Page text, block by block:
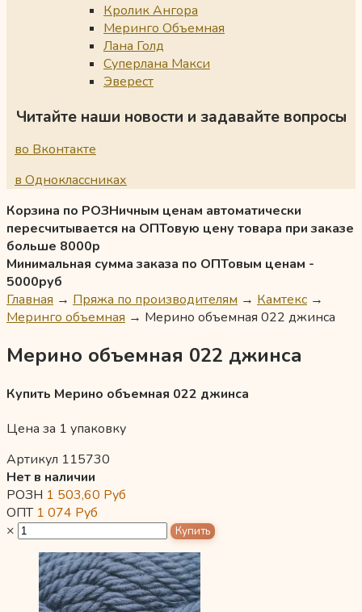
Кролик Ангора
Меринго Объемная
Лана Голд
Суперлана Макси
Эверест
Читайте наши новости и задавайте вопросы
во Вконтакте
в Одноклассниках
Корзина по РОЗНичным ценам автоматически
пересчитывается на ОПТовую цену товара при заказе
больше 8000р
Минимальная сумма заказа по ОПТовым ценам -
5000руб
Главная → Пряжа по производителям → Камтекс →
Меринго объемная → Мерино объемная 022 джинса
Мерино объемная 022 джинса
Купить Мерино объемная 022 джинса
Цена за 1 упаковку
Артикул 115730
Нет в наличии
РОЗН 1 503,60 Руб
ОПТ 1 074 Руб
×